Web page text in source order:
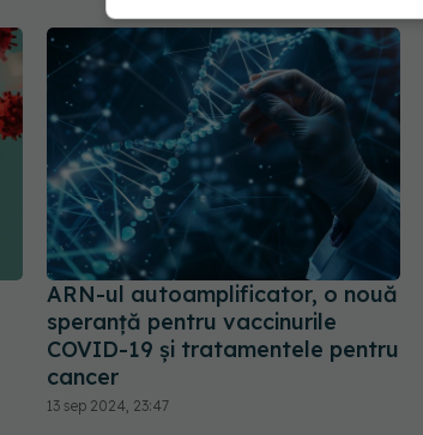
ARN-ul autoamplificator, o nouă
speranță pentru vaccinurile
COVID-19 și tratamentele pentru
cancer
13 sep 2024, 23:47